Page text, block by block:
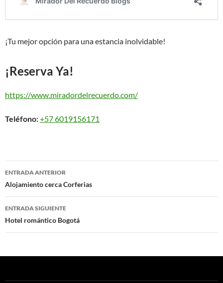
¡Tu mejor opción para una estancia inolvidable!
¡Reserva Ya!
https://www.miradordelrecuerdo.com/
Teléfono:+57 6019156171
Navegación
de
entradas
ENTRADA ANTERIOR
Alojamiento cerca Corferias
ENTRADA SIGUIENTE
Hotel romántico Bogotá